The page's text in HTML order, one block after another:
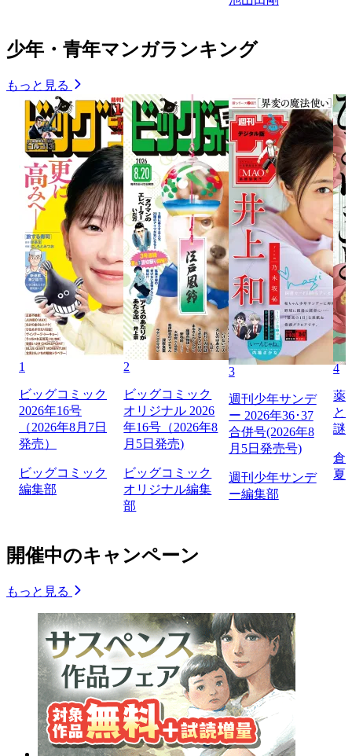
少年・青年マンガランキング
もっと見る
1
ビッグコミック
2026年16号
（2026年8月7日
発売）
ビッグコミック
編集部
2
ビッグコミック
オリジナル 2026
年16号（2026年8
月5日発売)
ビッグコミック
オリジナル編集
部
3
週刊少年サンデ
ー 2026年36･37
合併号(2026年8
月5日発売号)
週刊少年サンデ
ー編集部
4
薬
と
謎
倉
夏
開催中のキャンペーン
もっと見る